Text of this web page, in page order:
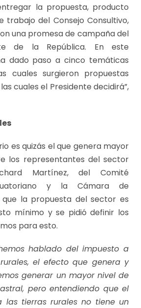
la propuesta, producto
trabajo del Consejo Consultivo,
una promesa de campaña del
de la República. En este
dado paso a cinco temáticas
cuales surgieron propuestas
cuales el Presidente decidirá”,
es quizás el que genera mayor
los representantes del sector
Martínez, del Comité
y la Cámara de
que la propuesta del sector es
mínimo y se pidió definir los
para esto.
hablado del impuesto a
el efecto que genera y
generar un mayor nivel de
pero entendiendo que el
las tierras rurales no tiene un